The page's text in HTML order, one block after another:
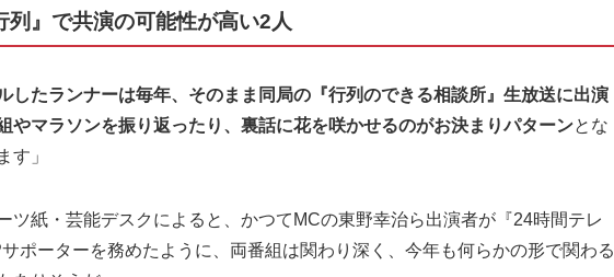
列』で共演の可能性が高い2人
したランナーは毎年、そのまま同局の『行列のできる相談所』生放送に出演
やマラソンを振り返ったり、裏話に花を咲かせるのがお決まりパターンとな
す」
ツ紙・芸能デスクによると、かつてMCの東野幸治ら出演者が『24時間テレ
サポーターを務めたように、両番組は関わり深く、今年も何らかの形で関わる